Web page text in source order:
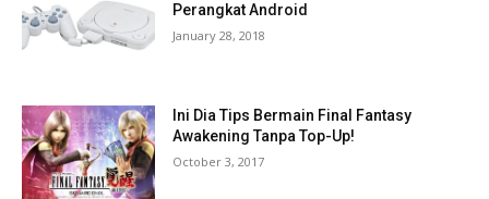
Perangkat Android
January 28, 2018
Ini Dia Tips Bermain Final Fantasy
Awakening Tanpa Top-Up!
October 3, 2017